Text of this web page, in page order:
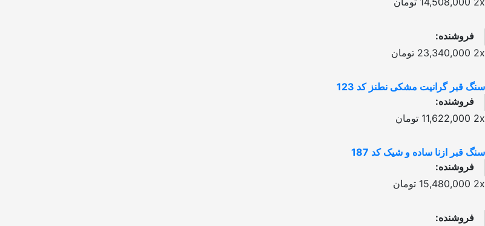
فروشنده:
2x
23,340,000 تومان
سنگ قبر گرانیت مشکی نطنز کد 123
فروشنده:
2x
11,622,000 تومان
سنگ قبر ازنا ساده و شیک کد 187
فروشنده:
2x
15,480,000 تومان
فروشنده: